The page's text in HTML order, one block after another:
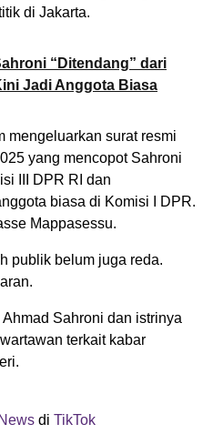
di Jakarta.
“Ditendang” dari
Jadi Anggota Biasa
mengeluarkan surat resmi
yang mencopot Sahroni
III DPR RI dan
biasa di Komisi I DPR.
Mappasessu.
publik belum juga reda.
Sahroni dan istrinya
terkait kabar
di TikTok